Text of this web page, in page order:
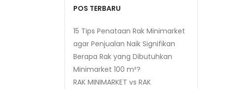
POS TERBARU
15 Tips Penataan Rak Minimarket
agar Penjualan Naik Signifikan
Berapa Rak yang Dibutuhkan
Minimarket 100 m²?
RAK MINIMARKET vs RAK